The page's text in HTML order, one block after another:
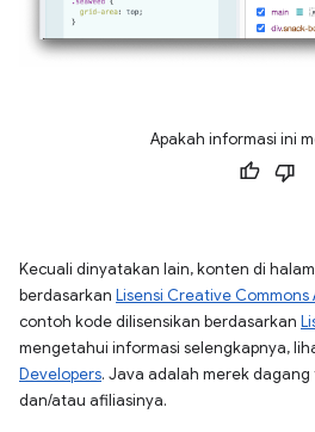
Apakah informasi ini
Kecuali dinyatakan lain, konten di
berdasarkan Lisensi Creative
contoh kode dilisensikan berdasarkan
mengetahui informasi selengkapnya,
Developers. Java adalah merek
dan/atau afiliasinya.